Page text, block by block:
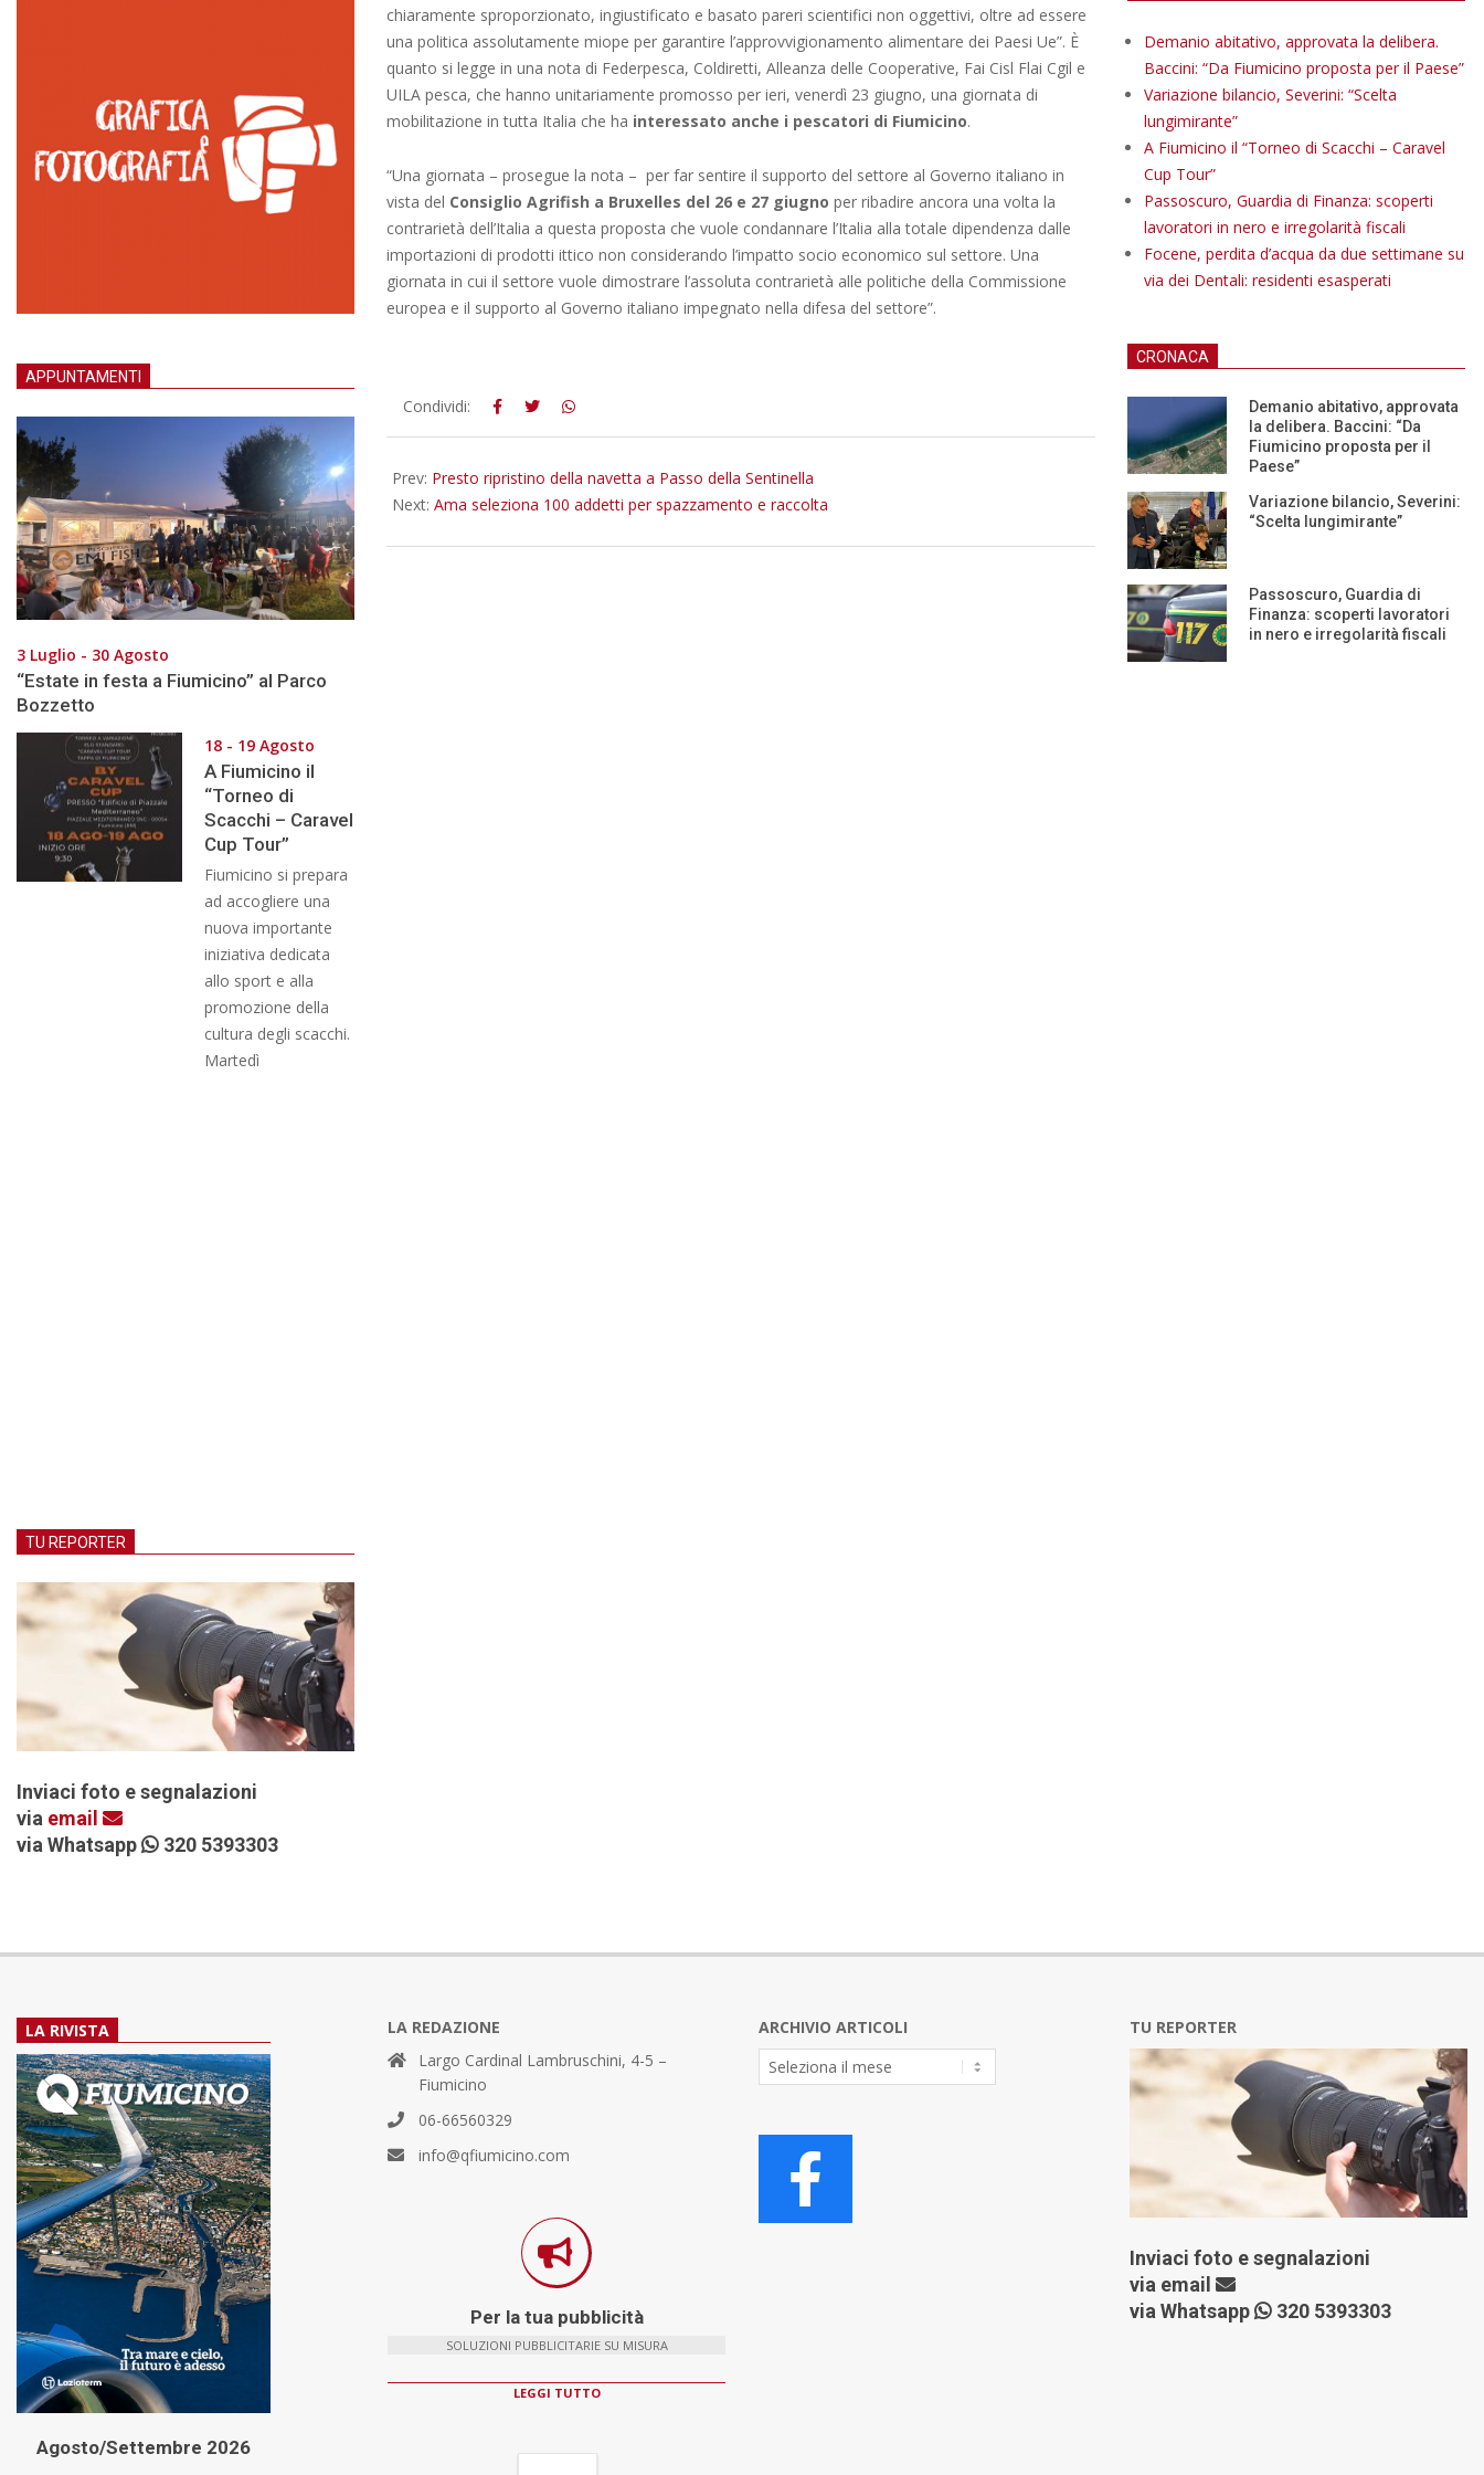
chiaramente sproporzionato, ingiustificato e basato pareri scientifici non oggettivi, oltre ad essere
una politica assolutamente miope per garantire l’approvvigionamento alimentare dei Paesi Ue”. È
quanto si legge in una nota di Federpesca, Coldiretti, Alleanza delle Cooperative, Fai Cisl Flai Cgil e
UILA pesca, che hanno unitariamente promosso per ieri, venerdì 23 giugno, una giornata di
mobilitazione in tutta Italia che ha interessato anche i pescatori di Fiumicino.
“Una giornata – prosegue la nota – per far sentire il supporto del settore al Governo italiano in
vista del Consiglio Agrifish a Bruxelles del 26 e 27 giugno per ribadire ancora una volta la
contrarietà dell’Italia a questa proposta che vuole condannare l’Italia alla totale dipendenza dalle
importazioni di prodotti ittico non considerando l’impatto socio economico sul settore. Una
giornata in cui il settore vuole dimostrare l’assoluta contrarietà alle politiche della Commissione
europea e il supporto al Governo italiano impegnato nella difesa del settore”.
2023-
06-
Condividi:
Prev: Presto ripristino della navetta a Passo della Sentinella
Next: Ama seleziona 100 addetti per spazzamento e raccolta
APPUNTAMENTI
3 Luglio - 30 Agosto
“Estate in festa a Fiumicino” al Parco
Bozzetto
18 - 19 Agosto
A Fiumicino il
“Torneo di
Scacchi – Caravel
Cup Tour”
Fiumicino si prepara
ad accogliere una
nuova importante
iniziativa dedicata
allo sport e alla
promozione della
cultura degli scacchi.
Martedì
TU REPORTER
Inviaci foto e segnalazioni
via email
via Whatsapp
320 5393303
Demanio abitativo, approvata la delibera.
Baccini: “Da Fiumicino proposta per il Paese”
Variazione bilancio, Severini: “Scelta
lungimirante”
A Fiumicino il “Torneo di Scacchi – Caravel
Cup Tour”
Passoscuro, Guardia di Finanza: scoperti
lavoratori in nero e irregolarità fiscali
Focene, perdita d’acqua da due settimane su
via dei Dentali: residenti esasperati
CRONACA
Demanio abitativo, approvata
la delibera. Baccini: “Da
Fiumicino proposta per il
Paese”
Variazione bilancio, Severini:
“Scelta lungimirante”
Passoscuro, Guardia di
Finanza: scoperti lavoratori
in nero e irregolarità fiscali
LA RIVISTA
Agosto/Settembre 2026
LA REDAZIONE
Largo Cardinal Lambruschini, 4-5 –
Fiumicino
06-66560329
info@qfiumicino.com
Per la tua pubblicità
SOLUZIONI PUBBLICITARIE SU MISURA
LEGGI TUTTO
ARCHIVIO ARTICOLI
Archivio
Articoli
TU REPORTER
Inviaci foto e segnalazioni
via email
via Whatsapp
320 5393303